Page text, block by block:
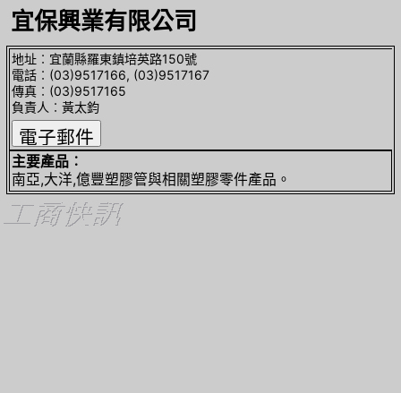
宜保興業有限公司
地址︰宜蘭縣羅東鎮培英路150號
電話︰(03)9517166, (03)9517167
傳真︰(03)9517165
負責人︰黃太鈞
主要產品︰
南亞,大洋,億豐塑膠管與相關塑膠零件產品。